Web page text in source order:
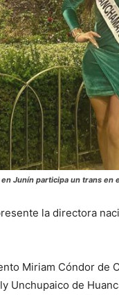
Junín participa un trans en
la directora
Miriam Cóndor de
Unchupaico de